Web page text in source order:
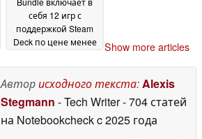
себя 12 игр с
поддержкой Steam
Deck по цене менее
Show more articles
Авторисходного текста:Alexis
Stegmann - Tech Writer- 704 статей
на Notebookcheckc 2025 года